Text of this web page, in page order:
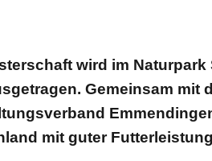
wird im
Gemeinsam mit
mit guter